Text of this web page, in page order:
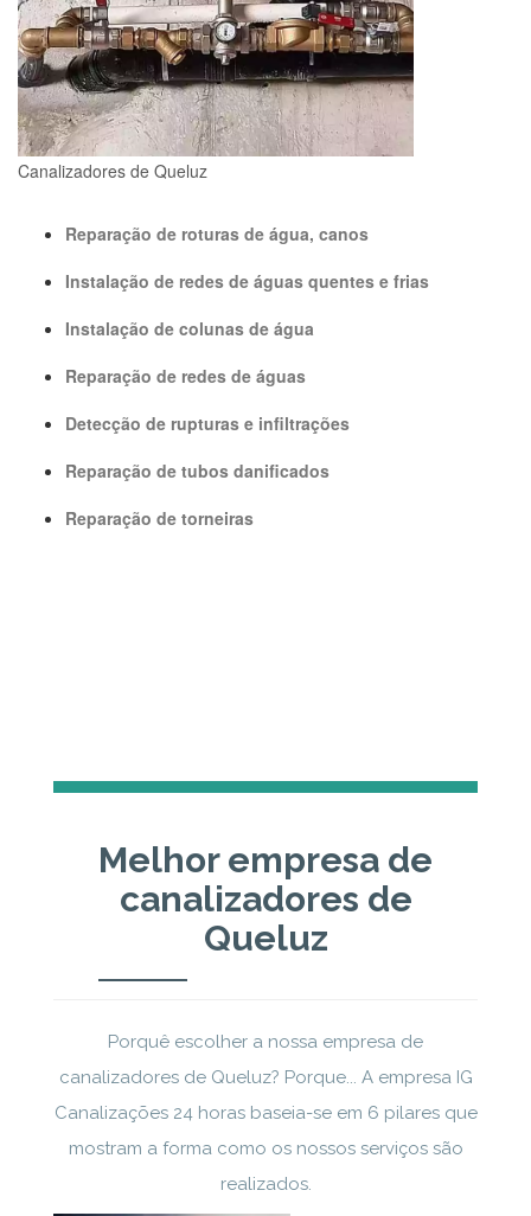
Canalizadores de Queluz
Reparação de roturas de água, canos
Instalação de redes de águas quentes e frias
Instalação de colunas de água
Reparação de redes de águas
Detecção de rupturas e infiltrações
Reparação de tubos danificados
Reparação de torneiras
Melhor empresa de
canalizadores de
Queluz
Porquê escolher a nossa empresa de
canalizadores de Queluz? Porque... A empresa IG
Canalizações 24 horas baseia-se em 6 pilares que
mostram a forma como os nossos serviços são
realizados.